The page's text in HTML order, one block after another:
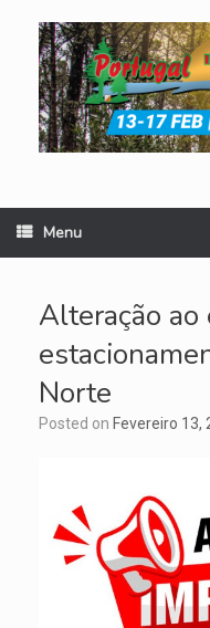
content
Menu
Alteração ao
Norte
Posted on Fevereiro 13,